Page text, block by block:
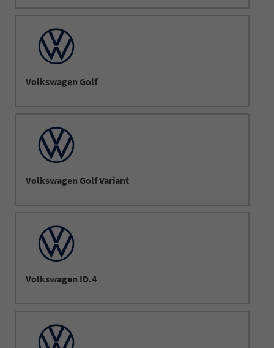
Volkswagen Golf
Volkswagen Golf Variant
Volkswagen ID.4